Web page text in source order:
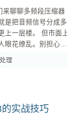
来聊聊多频段压缩器
是把音频信号分成多
楼。 但市面上
花缭乱。别担心，
音技术更上一层楼！
理
实战技巧